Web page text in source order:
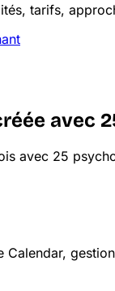
tarifs,
avec
avec 25
Calendar,